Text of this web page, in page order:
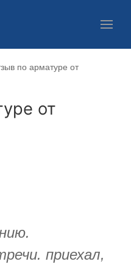
по арматуре от
от
приехал,